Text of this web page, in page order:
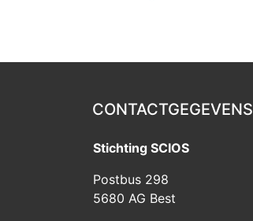
CONTACTGEGEVENS
Stichting SCIOS
Postbus 298
5680 AG Best